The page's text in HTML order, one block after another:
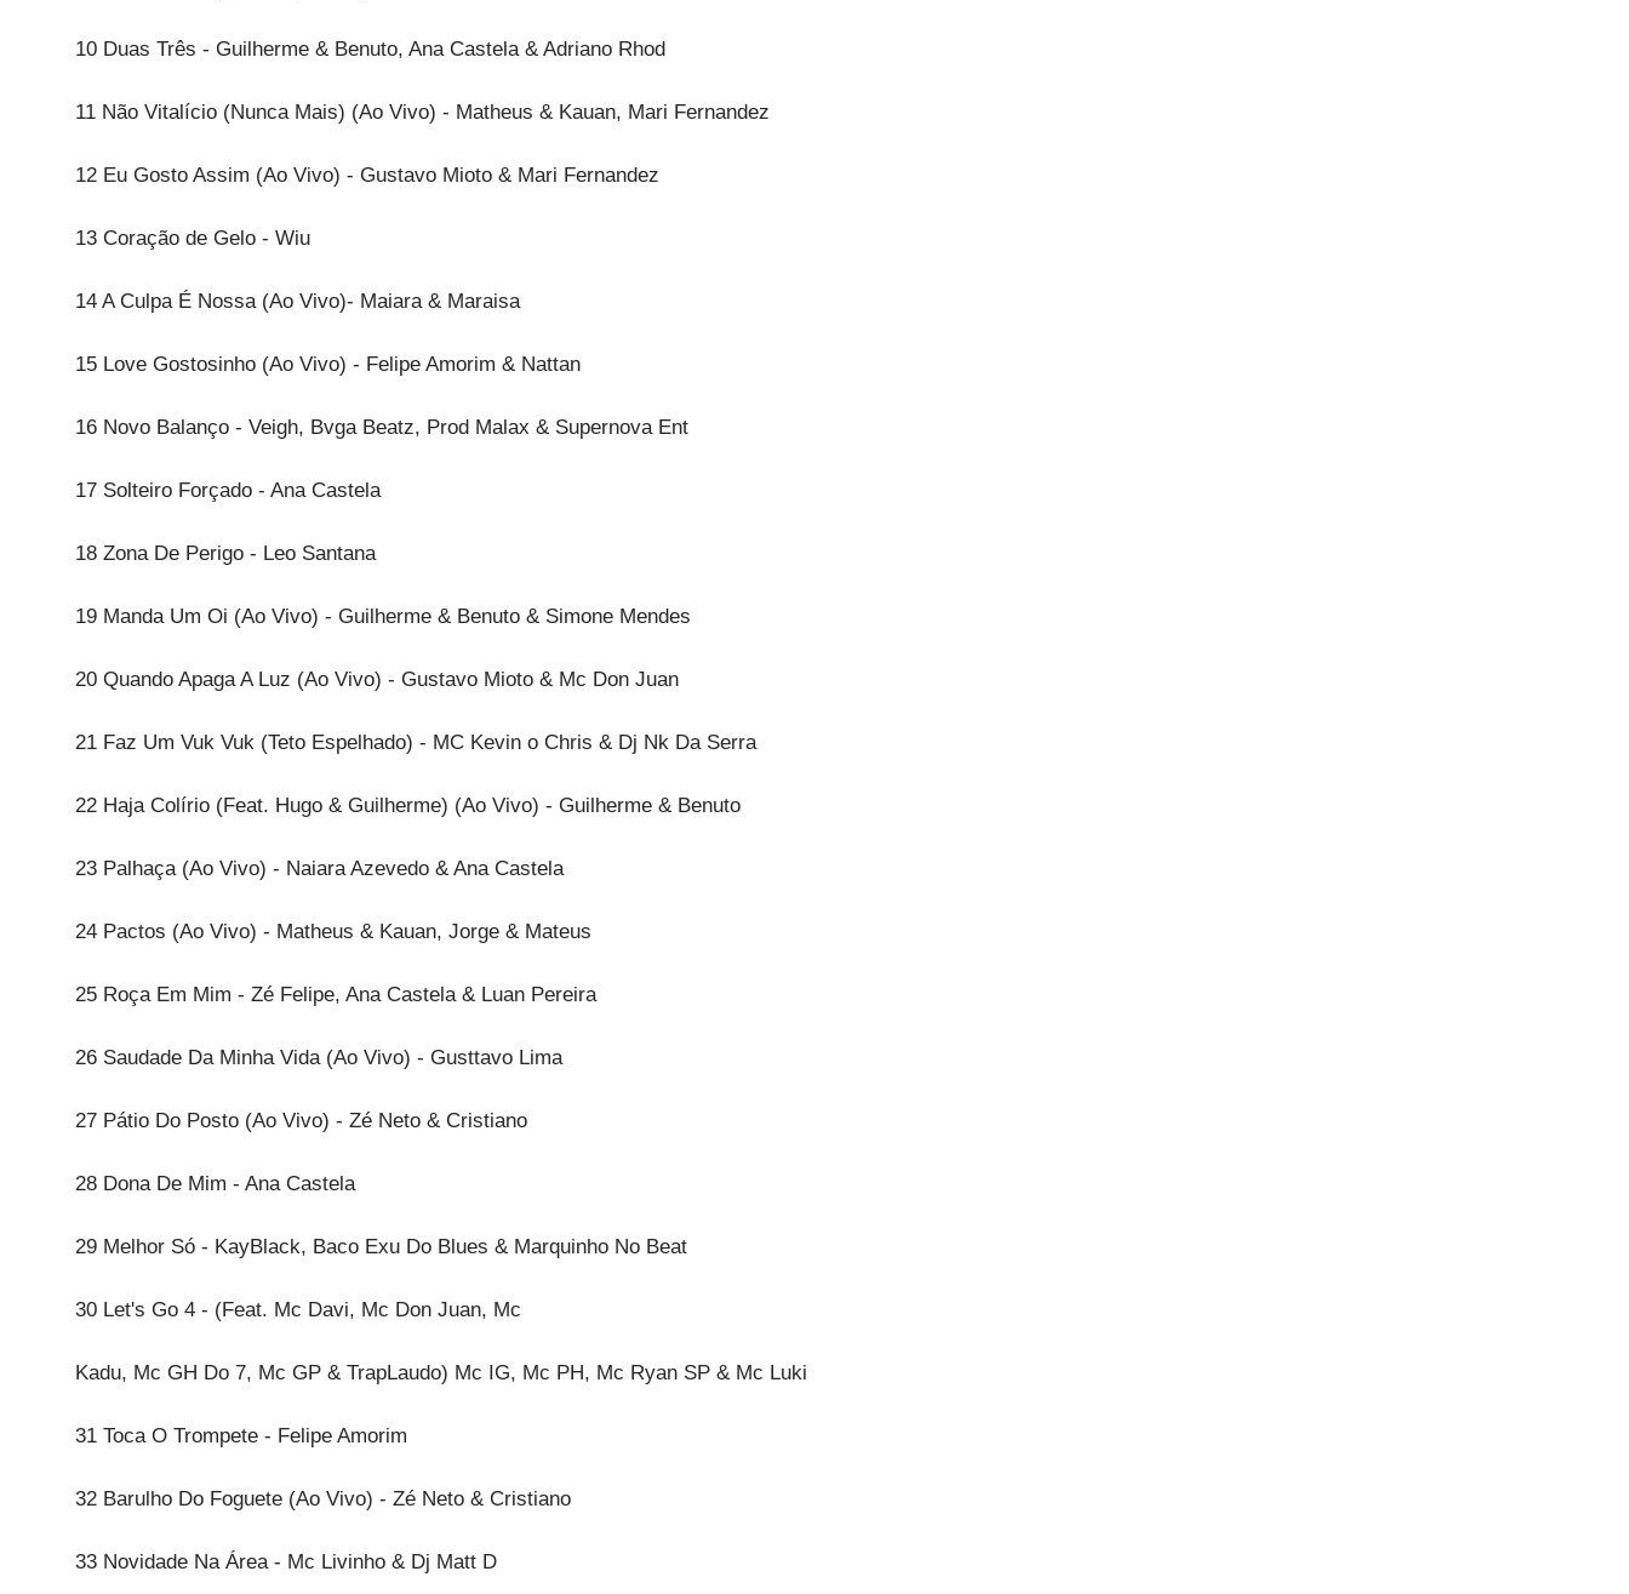
10 Duas Três - Guilherme & Benuto, Ana Castela & Adriano Rhod
11 Não Vitalício (Nunca Mais) (Ao Vivo) - Matheus & Kauan, Mari Fernandez
12 Eu Gosto Assim (Ao Vivo) - Gustavo Mioto & Mari Fernandez
13 Coração de Gelo - Wiu
14 A Culpa É Nossa (Ao Vivo)- Maiara & Maraisa
15 Love Gostosinho (Ao Vivo) - Felipe Amorim & Nattan
16 Novo Balanço - Veigh, Bvga Beatz, Prod Malax & Supernova Ent
17 Solteiro Forçado - Ana Castela
18 Zona De Perigo - Leo Santana
19 Manda Um Oi (Ao Vivo) - Guilherme & Benuto & Simone Mendes
20 Quando Apaga A Luz (Ao Vivo) - Gustavo Mioto & Mc Don Juan
21 Faz Um Vuk Vuk (Teto Espelhado) - MC Kevin o Chris & Dj Nk Da Serra
22 Haja Colírio (Feat. Hugo & Guilherme) (Ao Vivo) - Guilherme & Benuto
23 Palhaça (Ao Vivo) - Naiara Azevedo & Ana Castela
24 Pactos (Ao Vivo) - Matheus & Kauan, Jorge & Mateus
25 Roça Em Mim - Zé Felipe, Ana Castela & Luan Pereira
26 Saudade Da Minha Vida (Ao Vivo) - Gusttavo Lima
27 Pátio Do Posto (Ao Vivo) - Zé Neto & Cristiano
28 Dona De Mim - Ana Castela
29 Melhor Só - KayBlack, Baco Exu Do Blues & Marquinho No Beat
30 Let's Go 4 - (Feat. Mc Davi, Mc Don Juan, Mc
Kadu, Mc GH Do 7, Mc GP & TrapLaudo) Mc IG, Mc PH, Mc Ryan SP & Mc Luki
31 Toca O Trompete - Felipe Amorim
32 Barulho Do Foguete (Ao Vivo) - Zé Neto & Cristiano
33 Novidade Na Área - Mc Livinho & Dj Matt D